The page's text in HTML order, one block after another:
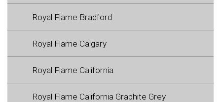
Royal Flame Bradford
Royal Flame Calgary
Royal Flame California
Royal Flame California Graphite Grey